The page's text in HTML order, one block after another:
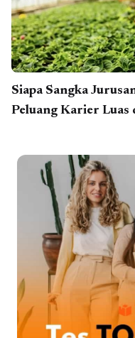
Siapa Sangka
Peluang Karier Luas